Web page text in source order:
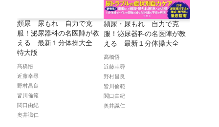
頻尿 尿もれ 自力で克
服！泌尿器科の名医陣が教
える 最新１分体操大全
特大版
髙橋悟
近藤幸尋
野村昌良
皆川倫範
関口由紀
奥井識仁
頻尿・尿もれ 自力で克
服！泌尿器科の名医陣が教
える 最新１分体操大全
髙橋悟
近藤幸尋
野村昌良
皆川倫範
関口由紀
奥井識仁